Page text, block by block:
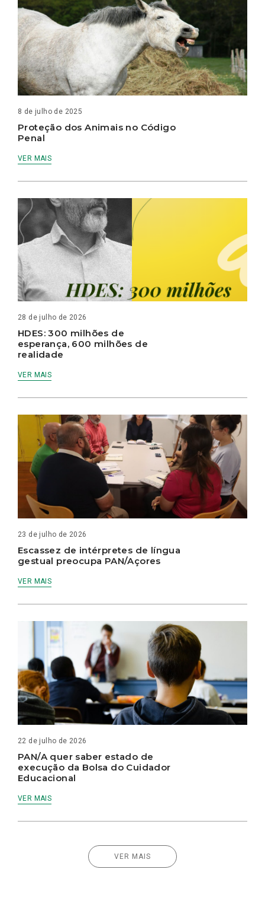
8 de julho de 2025
Proteção dos Animais no Código
Penal
VER MAIS
28 de julho de 2026
HDES: 300 milhões de
esperança, 600 milhões de
realidade
VER MAIS
23 de julho de 2026
Escassez de intérpretes de língua
gestual preocupa PAN/Açores
VER MAIS
22 de julho de 2026
PAN/A quer saber estado de
execução da Bolsa do Cuidador
Educacional
VER MAIS
VER MAIS